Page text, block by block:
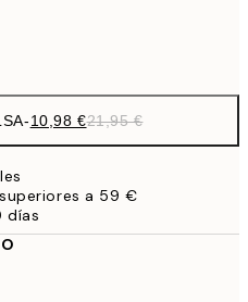
-10,98 €21,95 €
a 59 €
días